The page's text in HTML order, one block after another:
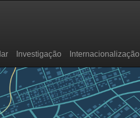
Investigação Internacionalização